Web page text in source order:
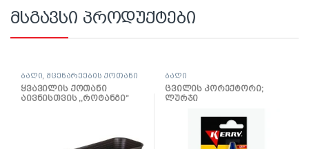
მსგავსი პროდუქტები
ბაღი მცენარეების ქოთანი
ყვავილის ქოთანი
აივნისთვის ,,როტანგი”
ბაღი
ცვილის კორექტორი;
ლურჯი